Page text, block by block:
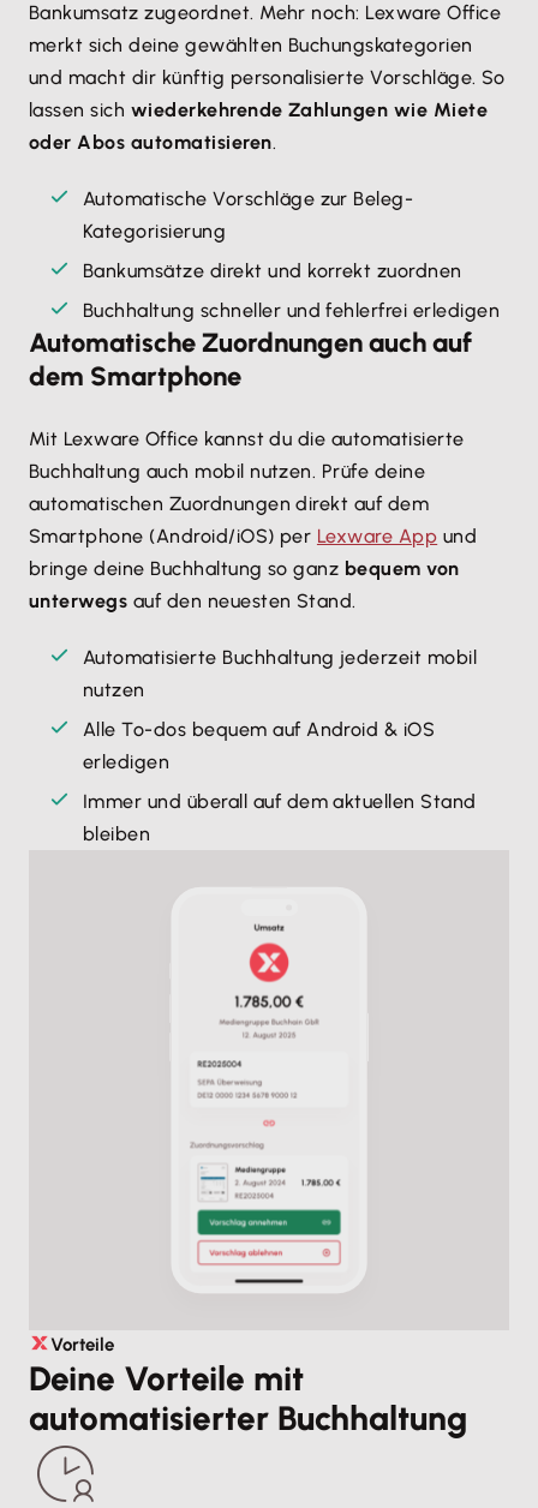
Bankumsatz zugeordnet. Mehr noch: Lexware Office
merkt sich deine gewählten Buchungskategorien
und macht dir künftig personalisierte Vorschläge. So
lassen sich wiederkehrende Zahlungen wie Miete
oder Abos automatisieren.
Automatische Vorschläge zur Beleg-
Kategorisierung
Bankumsätze direkt und korrekt zuordnen
Buchhaltung schneller und fehlerfrei erledigen
Automatische Zuordnungen auch auf
dem Smartphone
Mit Lexware Office kannst du die automatisierte
Buchhaltung auch mobil nutzen. Prüfe deine
automatischen Zuordnungen direkt auf dem
Smartphone (Android/iOS) per Lexware App und
bringe deine Buchhaltung so ganz bequem von
unterwegs auf den neuesten Stand.
Automatisierte Buchhaltung jederzeit mobil
nutzen
Alle To-dos bequem auf Android & iOS
erledigen
Immer und überall auf dem aktuellen Stand
bleiben
Vorteile
Deine Vorteile mit
automatisierter Buchhaltung